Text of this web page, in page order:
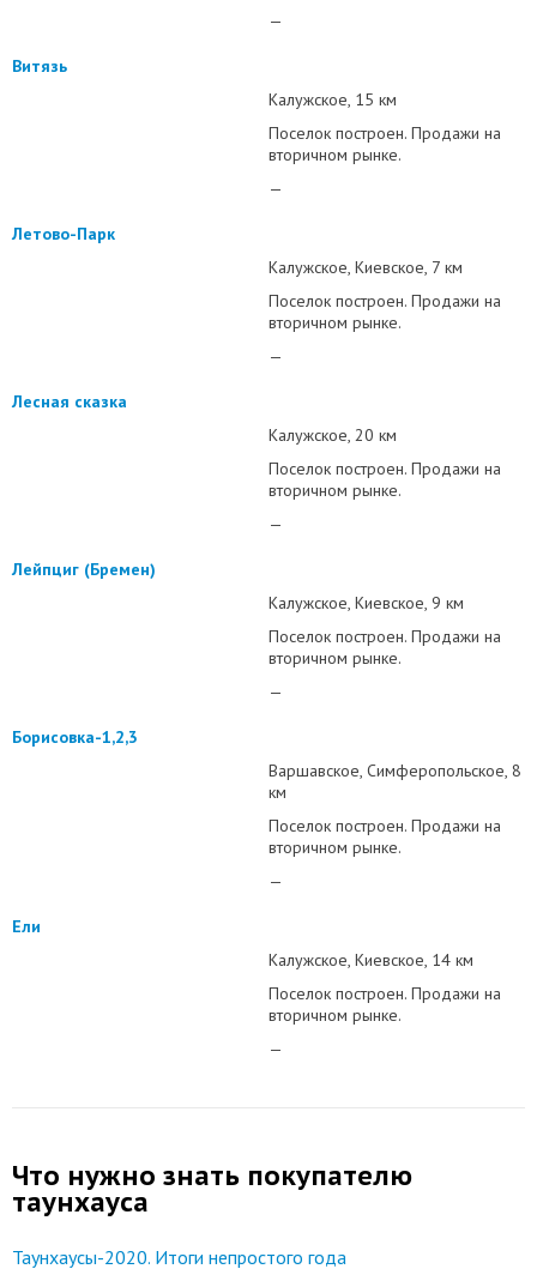
—
Витязь
Калужское 15 км
Поселок построен. Продажи на
вторичном рынке.
—
Летово-Парк
Калужское Киевское 7 км
Поселок построен. Продажи на
вторичном рынке.
—
Лесная сказка
Калужское 20 км
Поселок построен. Продажи на
вторичном рынке.
—
Лейпциг (Бремен)
Калужское Киевское 9 км
Поселок построен. Продажи на
вторичном рынке.
—
Борисовка-1,2,3
Варшавское Симферопольское 8
км
Поселок построен. Продажи на
вторичном рынке.
—
Ели
Калужское Киевское 14 км
Поселок построен. Продажи на
вторичном рынке.
—
Что нужно знать покупателю
таунхауса
Таунхаусы-2020. Итоги непростого года